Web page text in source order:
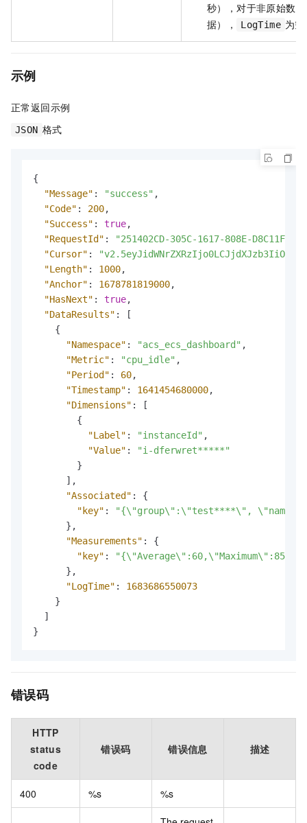
秒），对于非原始数
据），
LogTime 为
示例
正常返回示例
JSON 格式
{
"Message" : "success" ,
"Code" : 200,
"Success" : true,
"RequestId" :
"251402CD-305C-1617-808E-
"Cursor" :
"Length" : 1000,
"Anchor" : 1678781819000,
"HasNext" : true,
"DataResults" :
[
{
"Namespace" : "acs_ecs_dashboard" ,
"Metric" : "cpu_idle" ,
"Period" : 60,
"Timestamp" : 1641454680000,
"Dimensions" :
[
{
"Label" : "instanceId" ,
"Value" :
"i-dferwret*****"
}
] ,
"Associated" :
{
"key" :
"{\"group\":\"test****\",
} ,
"Measurements" :
{
"key" :
"{\"Average\":60,\"Maximum\":85}"
} ,
"LogTime" :
1683686550073
}
]
}
错误码
HTTP
status
code
错误码 错误信息 描述
400 %s %s